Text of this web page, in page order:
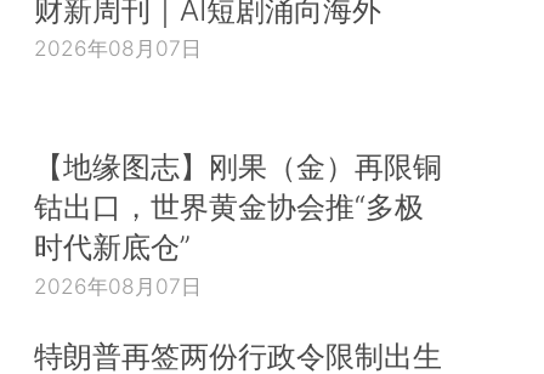
财新周刊｜AI短剧涌向海外
2026年08月07日
【地缘图志】刚果（金）再限铜
钴出口，世界黄金协会推“多极
时代新底仓”
2026年08月07日
特朗普再签两份行政令限制出生